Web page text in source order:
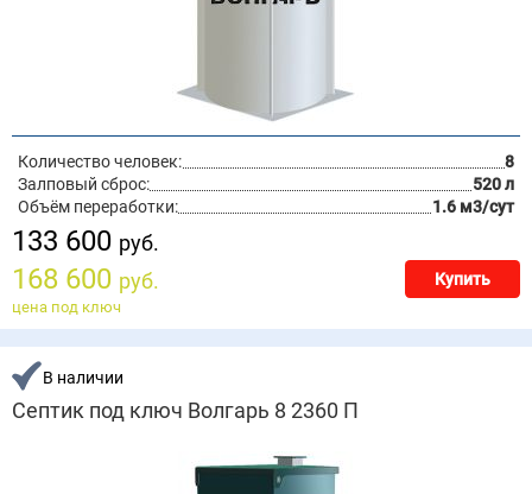
Количество человек:
8
Залповый сброс:
520 л
Объём переработки:
1.6 м3/сут
133 600 руб.
168 600 руб. Купить
цена под ключ
В наличии
Септик под ключ Волгарь 8 2360 П